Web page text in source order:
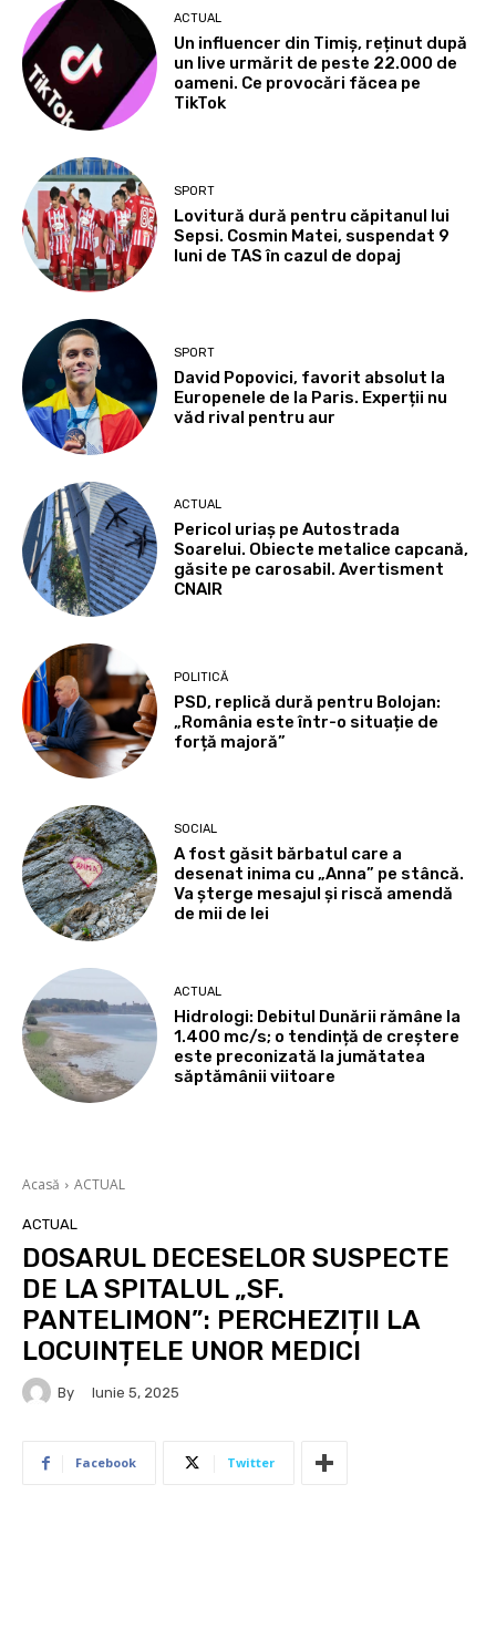
ACTUAL
Un influencer din Timiș, reținut după
un live urmărit de peste 22.000 de
oameni. Ce provocări făcea pe
TikTok
SPORT
Lovitură dură pentru căpitanul lui
Sepsi. Cosmin Matei, suspendat 9
luni de TAS în cazul de dopaj
SPORT
David Popovici, favorit absolut la
Europenele de la Paris. Experții nu
văd rival pentru aur
ACTUAL
Pericol uriaș pe Autostrada
Soarelui. Obiecte metalice capcană,
găsite pe carosabil. Avertisment
CNAIR
POLITICĂ
PSD, replică dură pentru Bolojan:
„România este într-o situație de
forță majoră”
SOCIAL
A fost găsit bărbatul care a
desenat inima cu „Anna” pe stâncă.
Va șterge mesajul și riscă amendă
de mii de lei
ACTUAL
Hidrologi: Debitul Dunării rămâne la
1.400 mc/s; o tendință de creștere
este preconizată la jumătatea
săptămânii viitoare